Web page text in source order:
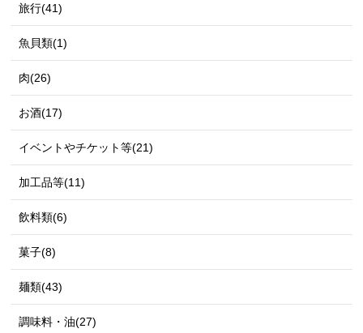
旅行(41)
魚貝類(1)
肉(26)
お酒(17)
イベントやチケット等(21)
加工品等(11)
飲料類(6)
菓子(8)
麺類(43)
調味料・油(27)